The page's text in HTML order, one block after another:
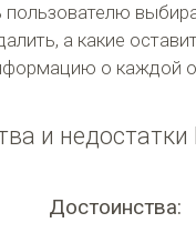
а какие
о каждой
и недостатки
Достоинства: